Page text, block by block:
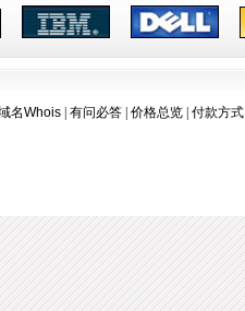
名Whois 有问必答 价格总览 付款方式